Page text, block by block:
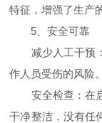
特征，增强了生产
5、安全可靠
减少人工干预：
作人员受伤的风险。
安全检查：在启
干净整洁，没有任